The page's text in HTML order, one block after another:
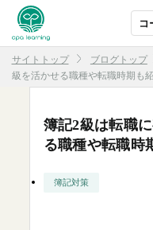
コ
サイトトップ ブログトップ
級を活かせる職種や転職時期も
簿記2級は転職
る職種や転職時
簿記対策